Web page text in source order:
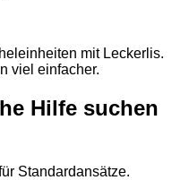
mit Leckerlis.
viel einfacher.
Hilfe suchen
Standardansätze.